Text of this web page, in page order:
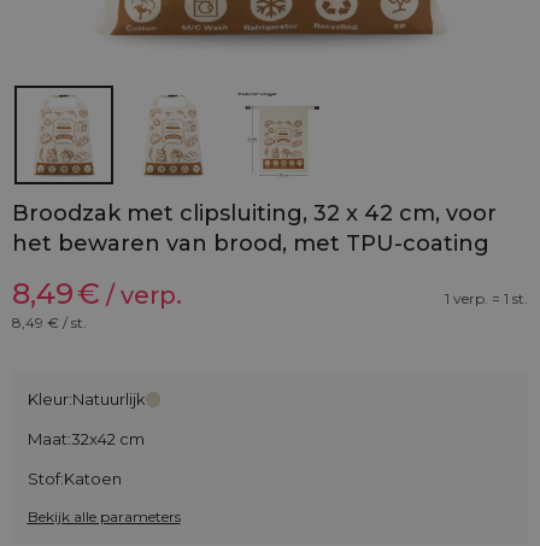
Broodzak met clipsluiting, 32 x 42 cm, voor
het bewaren van brood, met TPU-coating
8,49€ / verp.
1 verp. = 1 st.
8,49 € / st.
Kleur:Natuurlijk
Maat:32x42 cm
Stof:Katoen
Bekijk alle parameters